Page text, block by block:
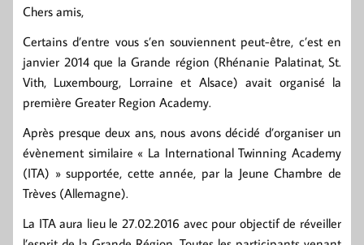
Chers amis,
Certains d’entre vous s’en souviennent peut-être, c’est en
janvier 2014 que la Grande région (Rhénanie Palatinat, St.
Vith, Luxembourg, Lorraine et Alsace) avait organisé la
première Greater Region Academy.
Après presque deux ans, nous avons décidé d’organiser un
évènement similaire « La International Twinning Academy
(ITA) » supportée, cette année, par la Jeune Chambre de
Trèves (Allemagne).
La ITA aura lieu le 27.02.2016 avec pour objectif de réveiller